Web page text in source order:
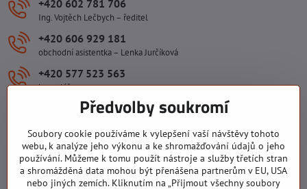
+420 602 781 706
Ing. Vojtěch Lečbych – ředitel
+420 606 929 181
obchodní asistentka – Lenka Jurčíková
+420 577 523 563
kancelář
ivlecbych​@seznam​.cz
Důležité odkazy
Předvolby soukromí
Soubory cookie používáme k vylepšení vaší návštěvy tohoto
webu, k analýze jeho výkonu a ke shromažďování údajů o jeho
používání. Můžeme k tomu použít nástroje a služby třetích stran
a shromážděná data mohou být přenášena partnerům v EU, USA
nebo jiných zemích. Kliknutím na „Přijmout všechny soubory